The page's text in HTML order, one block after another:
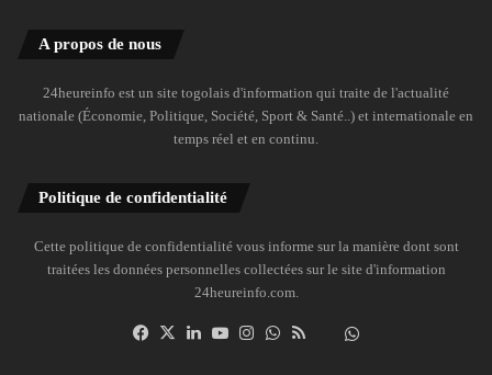
A propos de nous
24heureinfo est un site togolais d'information qui traite de l'actualité
nationale (Économie, Politique, Société, Sport & Santé..) et internationale en
temps réel et en continu.
Politique de confidentialité
Cette politique de confidentialité vous informe sur la manière dont sont
traitées les données personnelles collectées sur le site d'information
24heureinfo.com.
Facebook
X LinkedinYouTubeInstagramWhatsAppDailymotion